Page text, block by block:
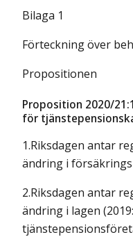
Bilaga 1
Förteckning över
Propositionen
Proposition 2020/
för
1.Riksdagen antar
ändring i
2.Riksdagen antar
ändring i lagen